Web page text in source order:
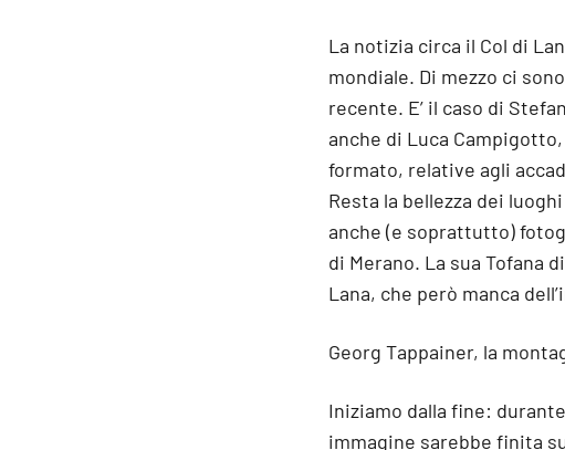
La notizia circa il Col di
mondiale. Di mezzo ci
recente. E’ il caso di
anche di Luca
formato, relative agli
Resta la bellezza dei
anche (e soprattutto)
di Merano. La sua Tofana
Lana, che però manca
Georg Tappainer, la
Iniziamo dalla fine:
immagine sarebbe finita